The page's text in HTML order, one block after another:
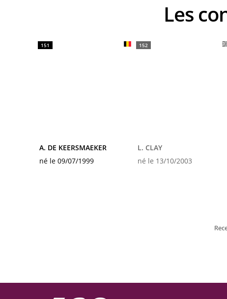
Les
151
A. DE KEERSMAEKER
né le 09/07/1999
152
L. CLAY
né le 13/10/2003